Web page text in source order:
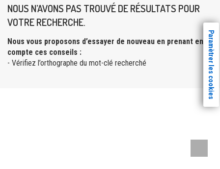
NOUS N’AVONS PAS TROUVÉ DE RÉSULTATS POUR
VOTRE RECHERCHE.
Nous vous proposons d’essayer de nouveau en prenant en
compte ces conseils :
- Vérifiez l’orthographe du mot-clé recherché
Paramètrer les cookies